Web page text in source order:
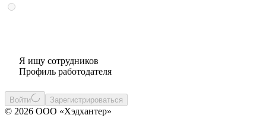
Я ищу сотрудников
Профиль работодателя
Войти Зарегистрироваться
© 2026 ООО «Хэдхантер»